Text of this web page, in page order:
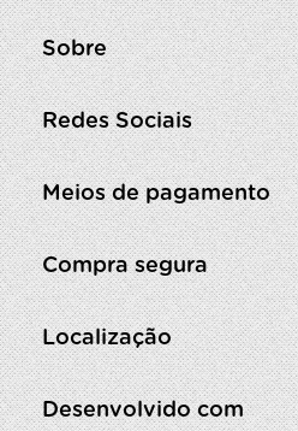
Sobre
Redes Sociais
Meios de pagamento
Compra segura
Localização
Desenvolvido com